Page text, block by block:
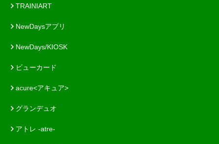
TRAINIART
NewDaysアプリ
NewDays/KIOSK
ビューカード
acure<アキュア>
グランデュオ
アトレ -atre-